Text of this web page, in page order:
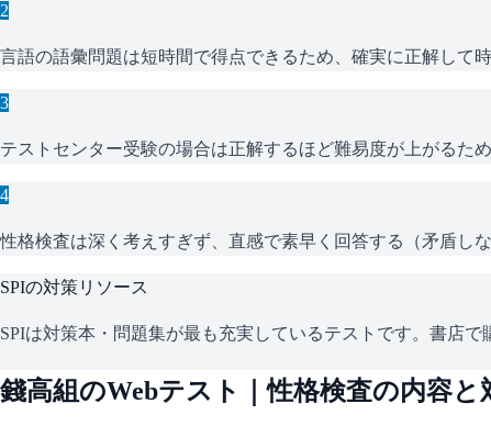
2
言語の語彙問題は短時間で得点できるため、確実に正解して
3
テストセンター受験の場合は正解するほど難易度が上がるた
4
性格検査は深く考えすぎず、直感で素早く回答する（矛盾しな
SPIの対策リソース
SPIは対策本・問題集が最も充実しているテストです。書店
錢高組 のWebテスト｜性格検査の内容と